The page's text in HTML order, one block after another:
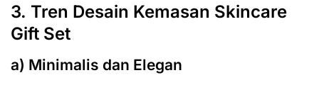
3. Tren Desain Kemasan Skincare
Gift Set
a) Minimalis dan Elegan